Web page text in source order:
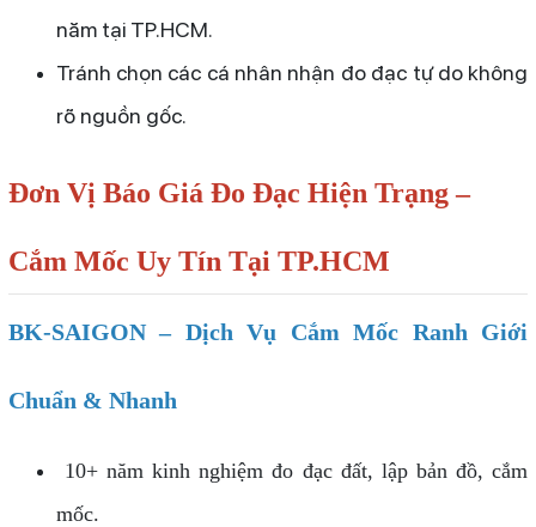
năm tại TP.HCM.
Tránh chọn các cá nhân nhận đo đạc tự do không
rõ nguồn gốc.
Đơn Vị Báo Giá Đo Đạc Hiện Trạng –
Cắm Mốc Uy Tín Tại TP.HCM
BK-SAIGON – Dịch Vụ Cắm Mốc Ranh Giới
Chuẩn & Nhanh
10+ năm kinh nghiệm đo đạc đất, lập bản đồ, cắm
mốc.